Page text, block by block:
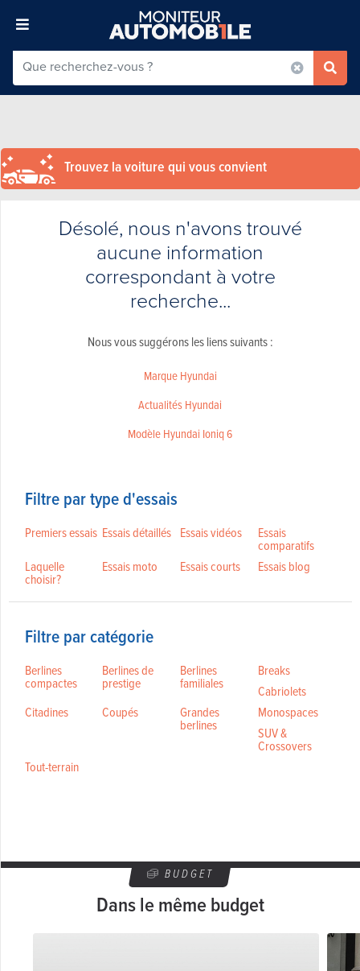
Trouvez la voiture qui vous convient
Désolé, nous n'avons trouvé
aucune information
correspondant à votre
recherche...
Nous vous suggérons les liens suivants :
Marque Hyundai
Actualités Hyundai
Modèle Hyundai Ioniq 6
Filtre par type d'essais
Premiers essais Essais détaillés Essais vidéos Essais
comparatifs
Laquelle
choisir?
Essais moto Essais courts Essais blog
Filtre par catégorie
Berlines
compactes
Berlines de
prestige
Berlines
familiales
Breaks
Cabriolets
Citadines
Coupés Grandes
berlines
Monospaces
SUV &
Crossovers
Tout-terrain
BUDGET
Dans le même budget